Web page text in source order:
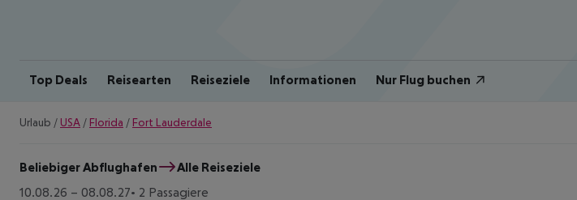
Top Deals Reisearten Reiseziele Informationen Nur Flug buchen
Urlaub / USA / Florida / Fort Lauderdale
Beliebiger Abflughafen
Alle Reiseziele
10.08.26 – 08.08.27 2 Passagiere